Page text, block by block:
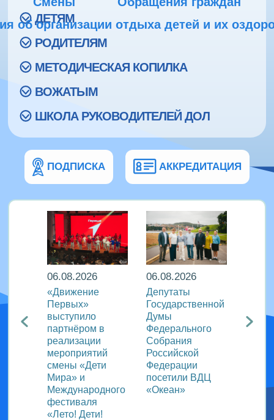
об организации отдыха детей и их
ДЕТЯМ
РОДИТЕЛЯМ
МЕТОДИЧЕСКАЯ КОПИЛКА
ВОЖАТЫМ
ШКОЛА РУКОВОДИТЕЛЕЙ ДОЛ
ПОДПИСКА АККРЕДИТАЦИЯ
в
06.08.2026
«Движение
Первых»
выступило
партнёром в
реализации
мероприятий
смены «Дети
Мира» и
Международного
фестиваля
«Лето! Дети!
06.08.2026
Депутаты
Государственной
Думы
Федерального
Собрания
Российской
Федерации
посетили ВДЦ
«Океан»
идеи